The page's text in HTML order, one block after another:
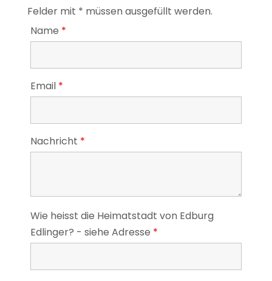
Felder mit * müssen ausgefüllt werden.
Name *
Email *
Nachricht *
Wie heisst die Heimatstadt von Edburg
Edlinger? - siehe Adresse *